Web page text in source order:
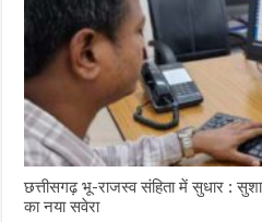
छत्तीसगढ़ भू-राजस्व संहिता में सुधार :
का नया सवेरा